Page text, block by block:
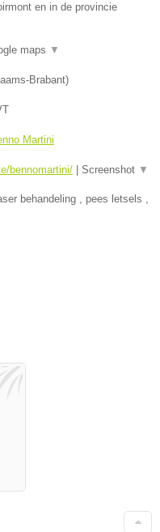
en in de provincie
maps ▼
Brabant)
Martini
bennomartini/ Screenshot ▼
behandeling , pees letsels ,